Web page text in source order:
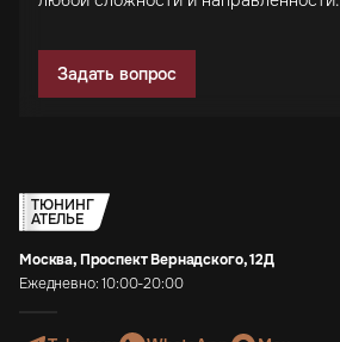
Задать вопрос
ТЮНИНГ
АТЕЛЬЕ
Москва, Проспект Вернадского, 12Д
Ежедневно: 10:00-20:00